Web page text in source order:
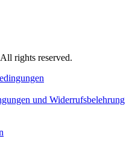
rights reserved.
und Widerrufsbelehrung